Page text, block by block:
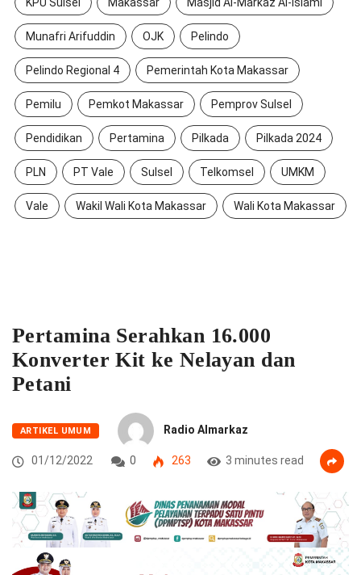
Munafri Arifuddin OJK Pelindo
Pelindo Regional 4 Pemerintah Kota Makassar
Pemilu Pemkot Makassar Pemprov Sulsel
Pendidikan Pertamina Pilkada Pilkada 2024
PLN PT Vale Sulsel Telkomsel UMKM
Vale Wakil Wali Kota Makassar Wali Kota Makassar
Pertamina Serahkan 16.000
Konverter Kit ke Nelayan dan
Petani
ARTIKEL UMUM Radio Almarkaz
01/12/2022 0 263 3 minutes read